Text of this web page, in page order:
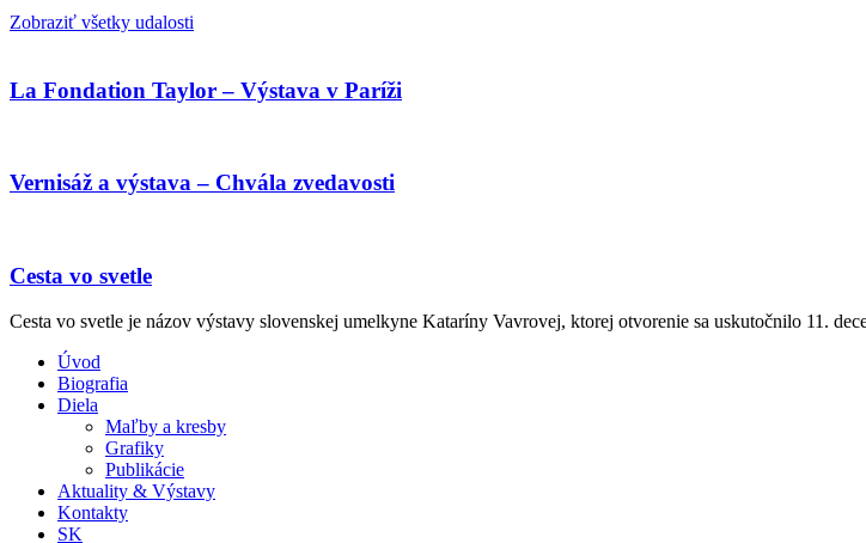
Zobraziť všetky udalosti
La Fondation Taylor – Výstava v Paríži
Vernisáž a výstava – Chvála zvedavosti
Cesta vo svetle
Cesta vo svetle je názov výstavy slovenskej umelkyne Kataríny Vavrovej, ktorej otvorenie sa uskutočnilo 11.
Úvod
Biografia
Diela
Maľby a kresby
Grafiky
Publikácie
Aktuality & Výstavy
Kontakty
SK